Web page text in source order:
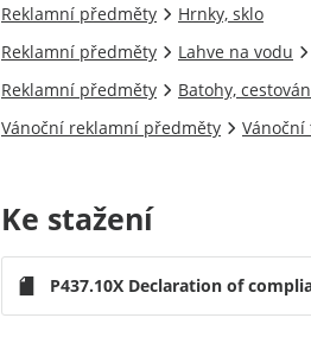
Reklamní předměty
Hrnky, sklo
Reklamní předměty
Lahve na vodu
Reklamní předměty
Batohy,
Vánoční reklamní předměty
Ke stažení